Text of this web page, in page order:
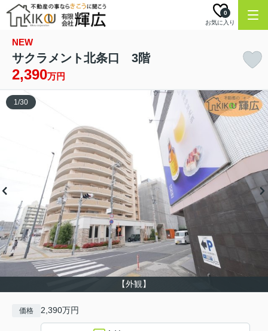
お気に入り
0
NEW
サクラメント北条口 3階
2,390万円
【外観】
1/30
価格 2,390万円